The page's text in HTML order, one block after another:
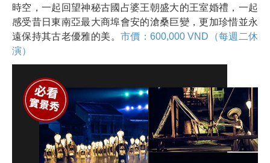
時空，一起回望神秘古國占婆王朝盛大的王室婚禮，一起
感受昔日東南亞最大商埠會安的滄桑巨變，更加珍惜並永
遠保持其古老優雅的美。 市價：600,000 VND（每週二休
演）